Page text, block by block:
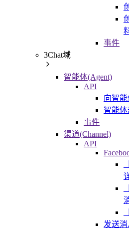
事件
3Chat域
智能体(Agent)
API
向智
智能
事件
渠道(Channel)
API
发送消